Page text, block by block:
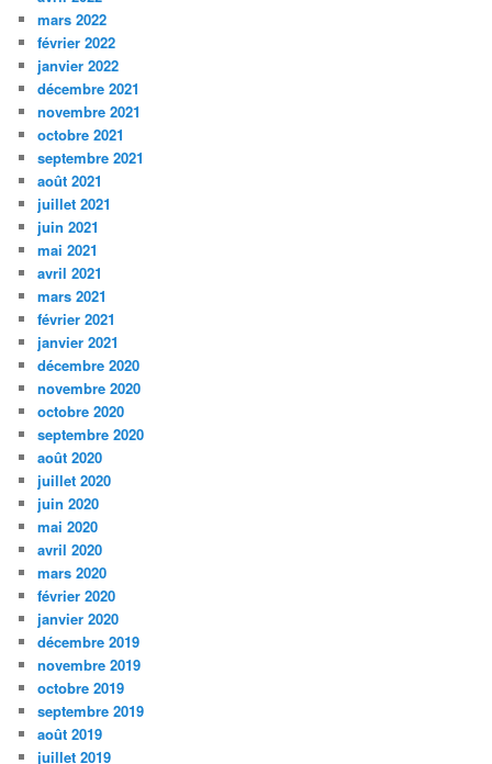
mars 2022
février 2022
janvier 2022
décembre 2021
novembre 2021
octobre 2021
septembre 2021
août 2021
juillet 2021
juin 2021
mai 2021
avril 2021
mars 2021
février 2021
janvier 2021
décembre 2020
novembre 2020
octobre 2020
septembre 2020
août 2020
juillet 2020
juin 2020
mai 2020
avril 2020
mars 2020
février 2020
janvier 2020
décembre 2019
novembre 2019
octobre 2019
septembre 2019
août 2019
juillet 2019